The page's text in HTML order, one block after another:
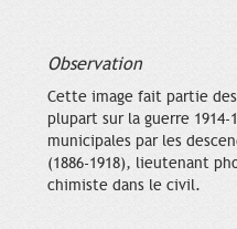
Observation
Cette image fait partie
plupart sur la guerre 1914-
municipales par les
(1886-1918), lieutenant
chimiste dans le civil.